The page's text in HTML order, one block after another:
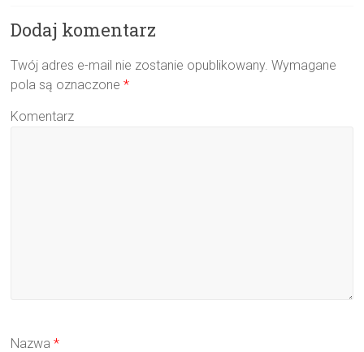
Dodaj komentarz
Twój adres e-mail nie zostanie opublikowany. Wymagane
pola są oznaczone*
Komentarz
Nazwa*